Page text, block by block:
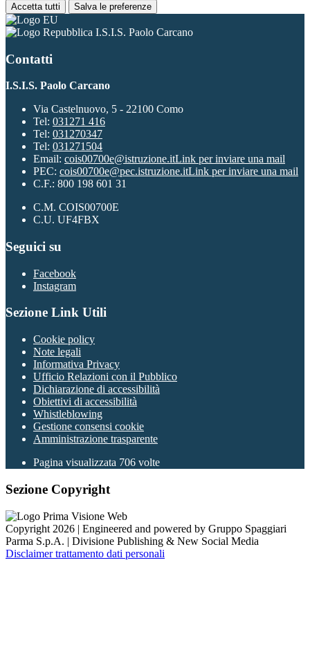
Accetta tutti Salva le preferenze
I.S.I.S. Paolo Carcano
Contatti
I.S.I.S. Paolo Carcano
Via Castelnuovo, 5 - 22100 Como
Tel: 031271 416
Tel: 031270347
Tel: 031271504
Email: cois00700e@istruzione.itLink per inviare una mail
PEC: cois00700e@pec.istruzione.itLink per inviare una mail
C.F.: 800 198 601 31
C.M. COIS00700E
C.U. UF4FBX
Seguici su
Facebook
Instagram
Sezione Link Utili
Cookie policy
Note legali
Informativa Privacy
Ufficio Relazioni con il Pubblico
Dichiarazione di accessibilità
Obiettivi di accessibilità
Whistleblowing
Gestione consensi cookie
Amministrazione trasparente
Pagina visualizzata 706 volte
Sezione Copyright
Copyright 2026 | Engineered and powered by Gruppo Spaggiari
Parma S.p.A. | Divisione Publishing & New Social Media
Disclaimer trattamento dati personali